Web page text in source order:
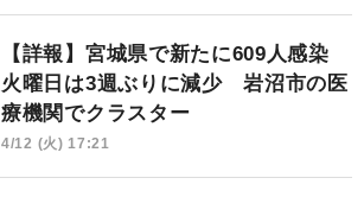
【詳報】宮城県で新たに609人感染
火曜日は3週ぶりに減少 岩沼市の医
療機関でクラスター
4/12 (火) 17:21